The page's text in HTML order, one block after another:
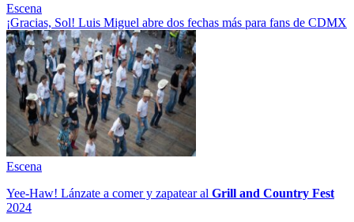
Escena
¡Gracias, Sol! Luis Miguel abre dos fechas más para fans de CDMX
Escena
Yee-Haw! Lánzate a comer y zapatear al Grill and Country Fest
2024